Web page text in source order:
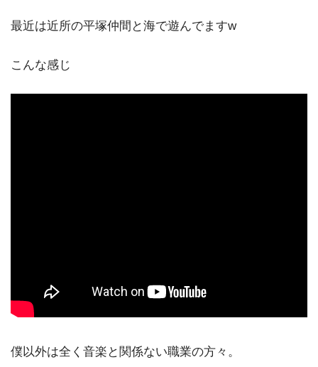
最近は近所の平塚仲間と海で遊んでますw
こんな感じ
僕以外は全く音楽と関係ない職業の方々。